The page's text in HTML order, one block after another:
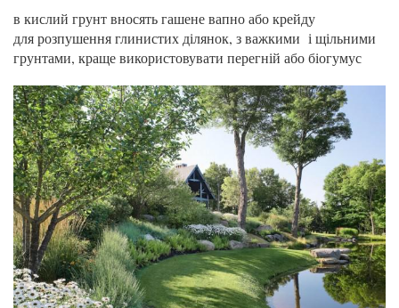
в кислий грунт вносять гашене вапно або крейду
для розпушення глинистих ділянок, з важкими і щільними
грунтами, краще використовувати перегній або біогумус